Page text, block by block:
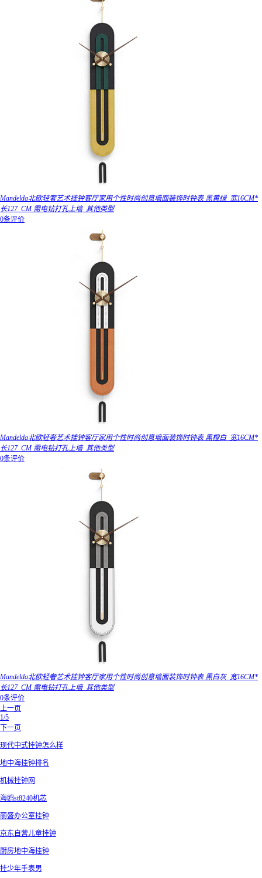
Mandelda北欧轻奢艺术挂钟客厅家用个性时尚创意墙面装饰时钟表 黑黄绿_宽16CM*
长127_CM 需电钻打孔上墙_其他类型
0条评价
Mandelda北欧轻奢艺术挂钟客厅家用个性时尚创意墙面装饰时钟表 黑橙白_宽16CM*
长127_CM 需电钻打孔上墙_其他类型
0条评价
Mandelda北欧轻奢艺术挂钟客厅家用个性时尚创意墙面装饰时钟表 黑白灰_宽16CM*
长127_CM 需电钻打孔上墙_其他类型
0条评价
上一页
1/5
下一页
现代中式挂钟怎么样
地中海挂钟排名
机械挂钟网
海鸥st8240机芯
丽盛办公室挂钟
京东自营儿童挂钟
厨房地中海挂钟
挂少年手表男